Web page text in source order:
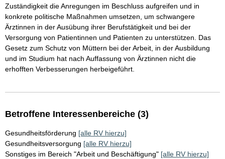
Zuständigkeit die Anregungen im Beschluss aufgreifen und in
konkrete politische Maßnahmen umsetzen, um schwangere
Ärztinnen in der Ausübung ihrer Berufstätigkeit und bei der
Versorgung von Patientinnen und Patienten zu unterstützen. Das
Gesetz zum Schutz von Müttern bei der Arbeit, in der Ausbildung
und im Studium hat nach Auffassung von Ärztinnen nicht die
erhofften Verbesserungen herbeigeführt.
Betroffene Interessenbereiche (3)
Gesundheitsförderung [alle RV hierzu]
Gesundheitsversorgung [alle RV hierzu]
Sonstiges im Bereich "Arbeit und Beschäftigung" [alle RV hierzu]